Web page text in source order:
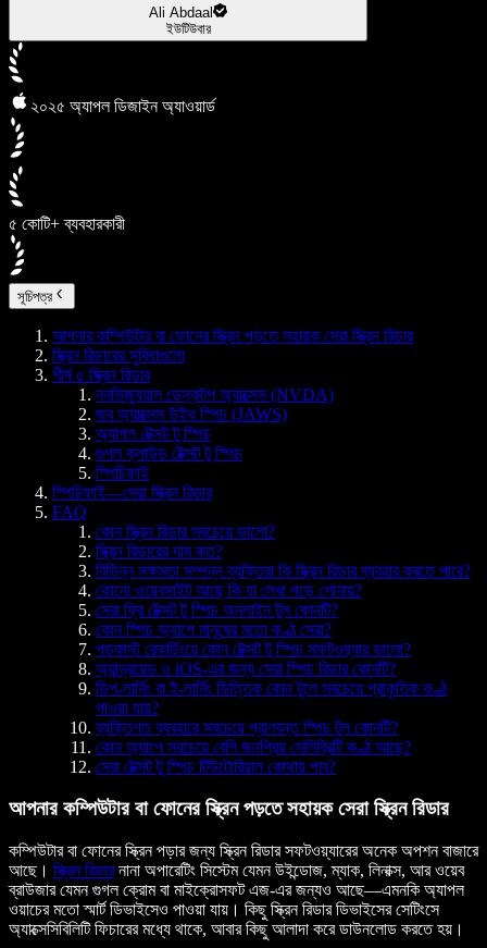
Ali Abdaal
ইউটিউবার
২০২৫ অ্যাপল ডিজাইন অ্যাওয়ার্ড
৫ কোটি+ ব্যবহারকারী
সূচিপত্র
আপনার কম্পিউটার বা ফোনের স্ক্রিন পড়তে সহায়ক সেরা স্ক্রিন রিডার
স্ক্রিন রিডারের সুবিধাগুলো
শীর্ষ ৫ স্ক্রিন রিডার
ননভিজ্যুয়াল ডেস্কটপ অ্যাক্সেস (NVDA)
জব অ্যাক্সেস উইথ স্পিচ (JAWS)
অ্যাপল টেক্সট টু স্পিচ
গুগল ক্লাউড টেক্সট টু স্পিচ
স্পিচিফাই
স্পিচিফাই—সেরা স্ক্রিন রিডার
FAQ
কোন স্ক্রিন রিডার সবচেয়ে ভালো?
স্ক্রিন রিডারের দাম কত?
বিভিন্ন সক্ষমতা সম্পন্ন ব্যক্তিরা কি স্ক্রিন রিডার ব্যবহার করতে পারে?
কোনো ওয়েবসাইট আছে কি যা লেখা পড়ে শোনায়?
সেরা ফ্রি টেক্সট টু স্পিচ অনলাইন টুল কোনটি?
কোন স্পিচ অ্যাপে মানুষের মতো কণ্ঠ সেরা?
পডকাস্ট রেকর্ডিংয়ে কোন টেক্সট টু স্পিচ সফটওয়্যার ভালো?
অ্যান্ড্রয়েড ও iOS-এর জন্য সেরা স্পিচ রিডার কোনটি?
ডিপ-লার্নিং বা ই-লার্নিং ভিত্তিক কোন টুলে সবচেয়ে প্রাকৃতিক কণ্ঠ
পাওয়া যায়?
ব্যক্তিগত ব্যবহারে সবচেয়ে প্রাণবন্ত স্পিচ টুল কোনটি?
কোন অ্যাপে সবচেয়ে বেশি জনপ্রিয় সেলিব্রিটি কণ্ঠ আছে?
সেরা টেক্সট টু স্পিচ টিউটোরিয়াল কোথায় পাব?
আপনার কম্পিউটার বা ফোনের স্ক্রিন পড়তে সহায়ক সেরা স্ক্রিন রিডার
কম্পিউটার বা ফোনের স্ক্রিন পড়ার জন্য স্ক্রিন রিডার সফটওয়্যারের অনেক অপশন বাজারে
আছে। স্ক্রিন রিডারনানা অপারেটিং সিস্টেম যেমন উইন্ডোজ, ম্যাক, লিনাক্স, আর ওয়েব
ব্রাউজার যেমন গুগল ক্রোম বা মাইক্রোসফট এজ-এর জন্যও আছে—এমনকি অ্যাপল
ওয়াচের মতো স্মার্ট ডিভাইসেও পাওয়া যায়। কিছু স্ক্রিন রিডার ডিভাইসের সেটিংসে
অ্যাক্সেসিবিলিটি ফিচারের মধ্যে থাকে, আবার কিছু আলাদা করে ডাউনলোড করতে হয়।